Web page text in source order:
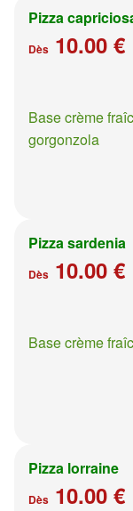
Pizza
Dès 10.00 €
Base crème
gorgonzola
Pizza sardenia
Dès 10.00 €
Base crème
Pizza lorraine
Dès 10.00 €